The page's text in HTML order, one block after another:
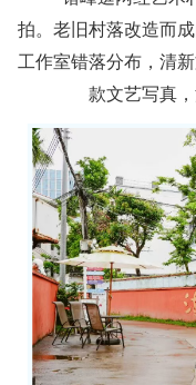
拍。老旧村落改造而
工作室错落分布，清
款文艺写真